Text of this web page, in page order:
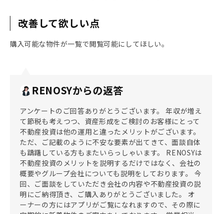
改善して欲しい点
購入可能な物件が一覧で閲覧可能にしてほしい。
RENOSYからの返答
アンケートのご回答ありがとうございます。 年収が増え
て節税も考えつつ、資産形成をご検討のお客様にとって
不動産投資は他の運用と違ったメリットがございます。
ただ、ご記載のように不安な要素が出てきて、面談自体
も躊躇している方もまたいらっしゃいます。 RENOSYは
不動産投資のメリットを説明するだけではなく、会社の
概要やグループ会社についても説明をしております。 今
回、ご面談をしていただき会社の内容や不動産投資の説
明にご納得頂き、ご購入ありがとうございました。 オ
ーナーの方にはアプリがご覧になれますので、その際に